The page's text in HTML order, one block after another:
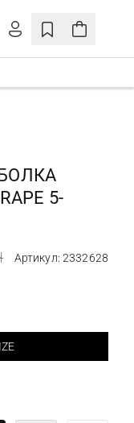
ОБЛІКІВКУ
5-
Артикул: 2332628